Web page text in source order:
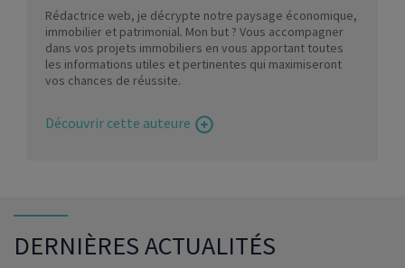
Rédactrice web, je décrypte notre paysage économique,
immobilier et patrimonial. Mon but ? Vous accompagner
dans vos projets immobiliers en vous apportant toutes
les informations utiles et pertinentes qui maximiseront
vos chances de réussite.
Découvrir cette auteure
DERNIÈRES ACTUALITÉS